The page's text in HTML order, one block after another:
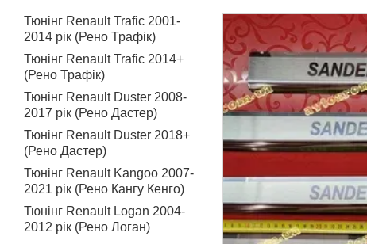
Тюнінг Renault Trafic 2001-
2014 рік (Рено Трафік)
Тюнінг Renault Trafic 2014+
(Рено Трафік)
Тюнінг Renault Duster 2008-
2017 рік (Рено Дастер)
Тюнінг Renault Duster 2018+
(Рено Дастер)
Тюнінг Renault Kangoo 2007-
2021 рік (Рено Кангу Кенго)
Тюнінг Renault Logan 2004-
2012 рік (Рено Логан)